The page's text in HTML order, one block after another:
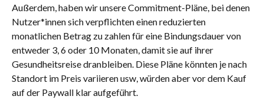
Außerdem, haben wir unsere Commitment-Pläne, bei denen
Nutzer*innen sich verpflichten einen reduzierten
monatlichen Betrag zu zahlen für eine Bindungsdauer von
entweder 3, 6 oder 10 Monaten, damit sie auf ihrer
Gesundheitsreise dranbleiben. Diese Pläne könnten je nach
Standort im Preis variieren usw, würden aber vor dem Kauf
auf der Paywall klar aufgeführt.